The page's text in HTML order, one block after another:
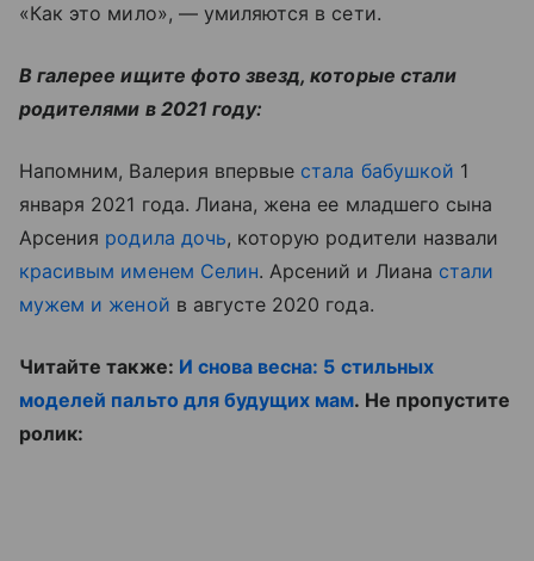
«Как это мило», — умиляются в сети.
В галерее ищите фото звезд, которые стали
родителями в 2021 году:
Напомним, Валерия впервые стала бабушкой 1
января 2021 года. Лиана, жена ее младшего сына
Арсения родила дочь, которую родители назвали
красивым именем Селин. Арсений и Лиана стали
мужем и женой в августе 2020 года.
Читайте также: И снова весна: 5 стильных
моделей пальто для будущих мам. Не пропустите
ролик: